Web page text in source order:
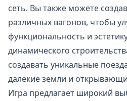
сеть. Вы также можете
различных вагонов, чтобы
функциональность и
динамического
создавать уникальные
далекие земли и
Игра предлагает широкий